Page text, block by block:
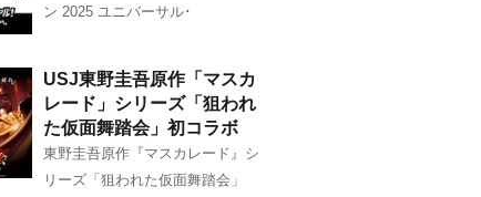
ン 2025 ユニバーサル･
USJ東野圭吾原作「マスカ
レード」シリーズ「狙われ
た仮面舞踏会」初コラボ
東野圭吾原作『マスカレード』シ
リーズ「狙われた仮面舞踏会」